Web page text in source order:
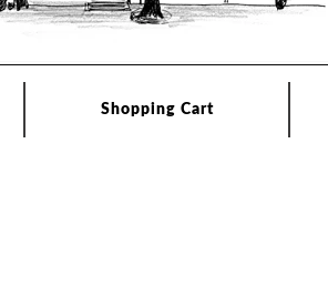
Shopping Cart